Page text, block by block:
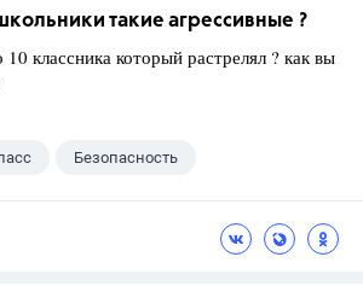
такие агрессивные ?
классника который растрелял ? как вы
Безопасность